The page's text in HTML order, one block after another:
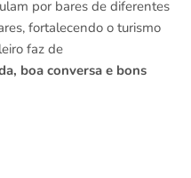
por bares de diferentes
fortalecendo o turismo
faz de
boa conversa e bons